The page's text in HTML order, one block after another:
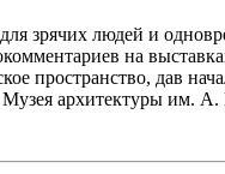
зрячих людей и
на
пространство, дав
Музея архитектуры им.